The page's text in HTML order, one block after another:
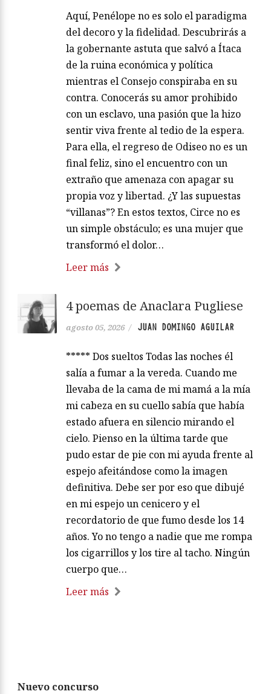
Aquí, Penélope no es solo el paradigma
del decoro y la fidelidad. Descubrirás a
la gobernante astuta que salvó a Ítaca
de la ruina económica y política
mientras el Consejo conspiraba en su
contra. Conocerás su amor prohibido
con un esclavo, una pasión que la hizo
sentir viva frente al tedio de la espera.
Para ella, el regreso de Odiseo no es un
final feliz, sino el encuentro con un
extraño que amenaza con apagar su
propia voz y libertad. ¿Y las supuestas
“villanas”? En estos textos, Circe no es
un simple obstáculo; es una mujer que
transformó el dolor…
Leer más
4 poemas de Anaclara Pugliese
agosto 05, 2026 / JUAN DOMINGO AGUILAR
***** Dos sueltos Todas las noches él
salía a fumar a la vereda. Cuando me
llevaba de la cama de mi mamá a la mía
mi cabeza en su cuello sabía que había
estado afuera en silencio mirando el
cielo. Pienso en la última tarde que
pudo estar de pie con mi ayuda frente al
espejo afeitándose como la imagen
definitiva. Debe ser por eso que dibujé
en mi espejo un cenicero y el
recordatorio de que fumo desde los 14
años. Yo no tengo a nadie que me rompa
los cigarrillos y los tire al tacho. Ningún
cuerpo que…
Leer más
Nuevo concurso